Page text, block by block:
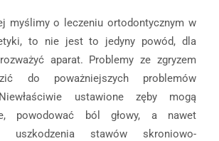
myślimy o leczeniu ortodontycznym w
to nie jest to jedyny powód, dla
aparat. Problemy ze zgryzem
do poważniejszych problemów
ustawione zęby mogą
powodować ból głowy, a nawet
uszkodzenia stawów skroniowo-